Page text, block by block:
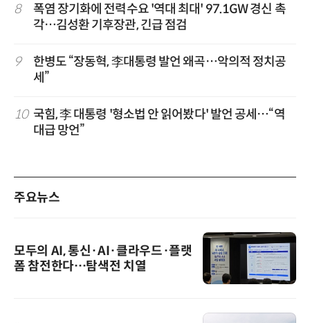
8
폭염 장기화에 전력수요 '역대 최대' 97.1GW 경신 촉
각…김성환 기후장관, 긴급 점검
9
한병도 “장동혁, 李대통령 발언 왜곡…악의적 정치공
세”
10 국힘, 李 대통령 '형소법 안 읽어봤다' 발언 공세…“역
대급 망언”
주요뉴스
모두의 AI, 통신·AI·클라우드·플랫
폼 참전한다…탐색전 치열